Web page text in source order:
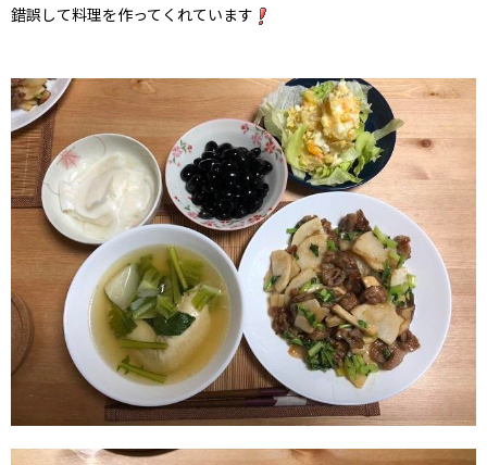
錯誤して料理を作ってくれています